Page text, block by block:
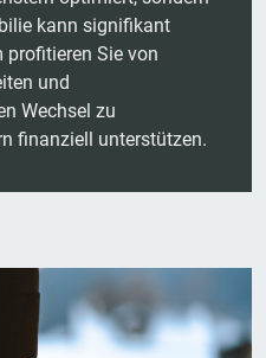
kann signifikant
profitieren Sie von
und
Wechsel zu
finanziell unterstützen.